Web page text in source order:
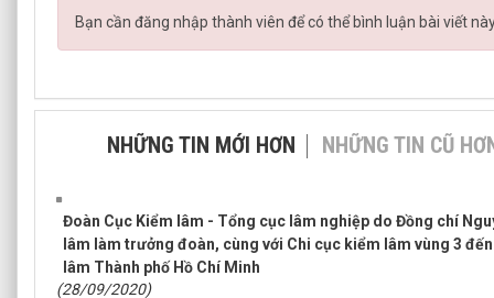
Bạn cần đăng nhập thành viên để có thể bình luận bài viết
NHỮNG TIN MỚI HƠN NHỮNG TIN CŨ
Đoàn Cục Kiểm lâm - Tổng cục lâm nghiệp do Đồng chí
lâm làm trưởng đoàn, cùng với Chi cục kiểm lâm vùng 3
lâm Thành phố Hồ Chí Minh
(28/09/2020)